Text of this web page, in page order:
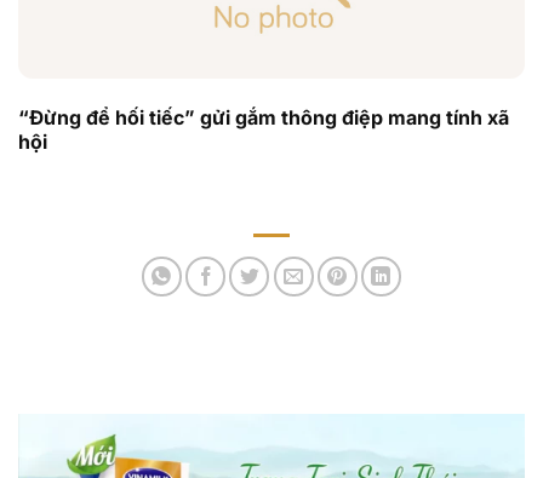
“Đừng để hối tiếc” gửi gắm thông điệp mang tính xã
hội